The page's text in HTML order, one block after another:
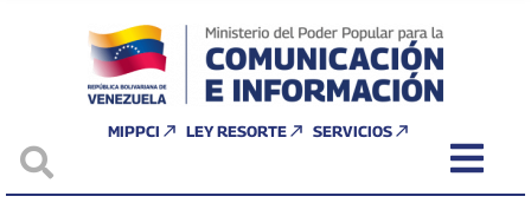
MIPPCI LEY RESORTE SERVICIOS